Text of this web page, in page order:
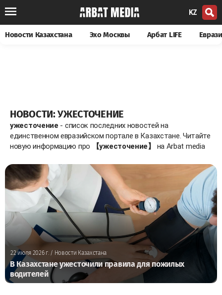
KZ
Новости Казахстана Эхо Москвы Арбат LIFE
НОВОСТИ: УЖЕСТОЧЕНИЕ
ужесточение - список последних новостей на
единственном евразийском портале в Казахстане. Читайте
новую информацию про
【ужесточение】 на Arbat media
22 июля 2026 г./ Новости Казахстана
В Казахстане ужесточили правила для пожилых
водителей